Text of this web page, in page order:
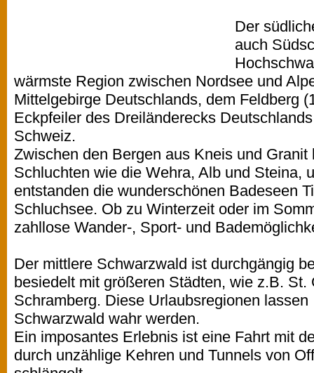
Der
auch
wärmste Region zwischen Nordsee und
Mittelgebirge Deutschlands, dem Feldberg
Eckpfeiler des Dreiländerecks
Schweiz.
Zwischen den Bergen aus Kneis und
Schluchten wie die Wehra, Alb und Steina,
entstanden die wunderschönen Badeseen
Schluchsee. Ob zu Winterzeit oder im
zahllose Wander-, Sport- und
Der mittlere Schwarzwald ist durchgängig
besiedelt mit größeren Städten, wie z.B.
Schramberg. Diese Urlaubsregionen
Schwarzwald wahr werden.
Ein imposantes Erlebnis ist eine Fahrt mit
durch unzählige Kehren und Tunnels von